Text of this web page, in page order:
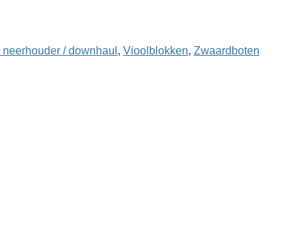
neerhouder / downhaul , Vioolblokken, Zwaard­boten